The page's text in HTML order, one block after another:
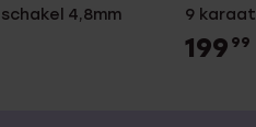
4,8mm 9
199 99